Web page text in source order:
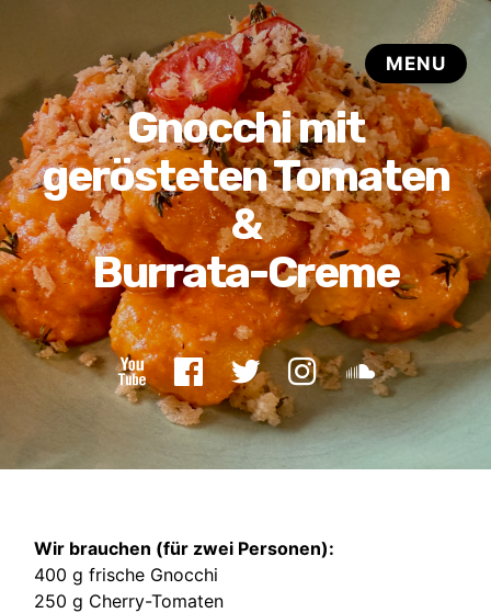
Wir brauchen (für zwei Personen):
400 g frische Gnocchi
250 g Cherry-Tomaten